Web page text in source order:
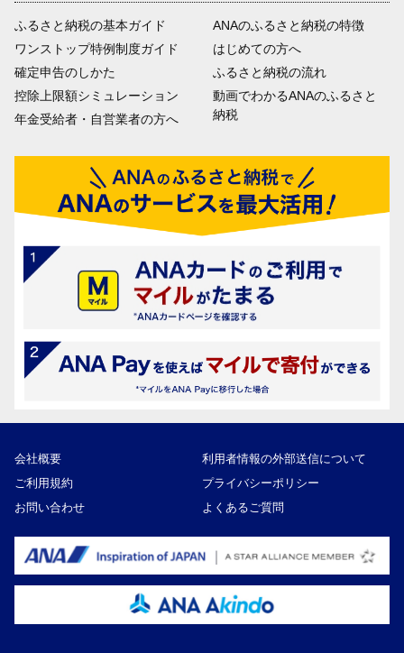
ふるさと納税の基本ガイド
ワンストップ特例制度ガイド
確定申告のしかた
控除上限額シミュレーション
年金受給者・自営業者の方へ
ANAのふるさと納税の特徴
はじめての方へ
ふるさと納税の流れ
動画でわかるANAのふるさと
納税
会社概要
利用者情報の外部送信について
ご利用規約
プライバシーポリシー
お問い合わせ
よくあるご質問